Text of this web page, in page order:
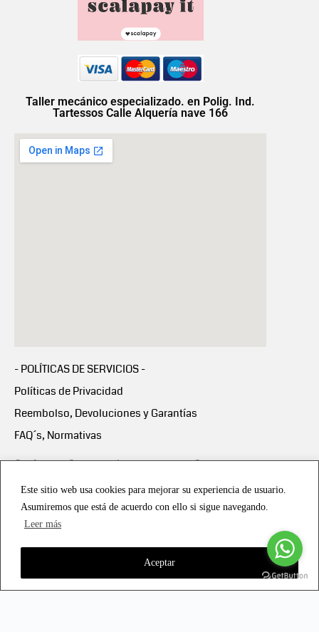
Este sitio web usa cookies para mejorar su experiencia de usuario.
Asumiremos que está de acuerdo con ello si sigue navegando.
Leer más
Aceptar
Taller mecánico especializado. en Polig. Ind.
Tartessos Calle Alquería nave 166
- POLÍTICAS DE SERVICIOS -
Políticas de Privacidad
Reembolso, Devoluciones y Garantías
FAQ´s, Normativas
Scalapay:Compra ahora y paga en 3 cuotas
Scalapay Política Privacidad
Copyright © 2021 all rights reserved - Vialmotor